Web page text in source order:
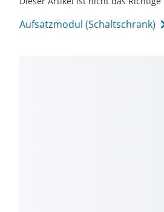
Aufsatzmodul (Schaltschrank)